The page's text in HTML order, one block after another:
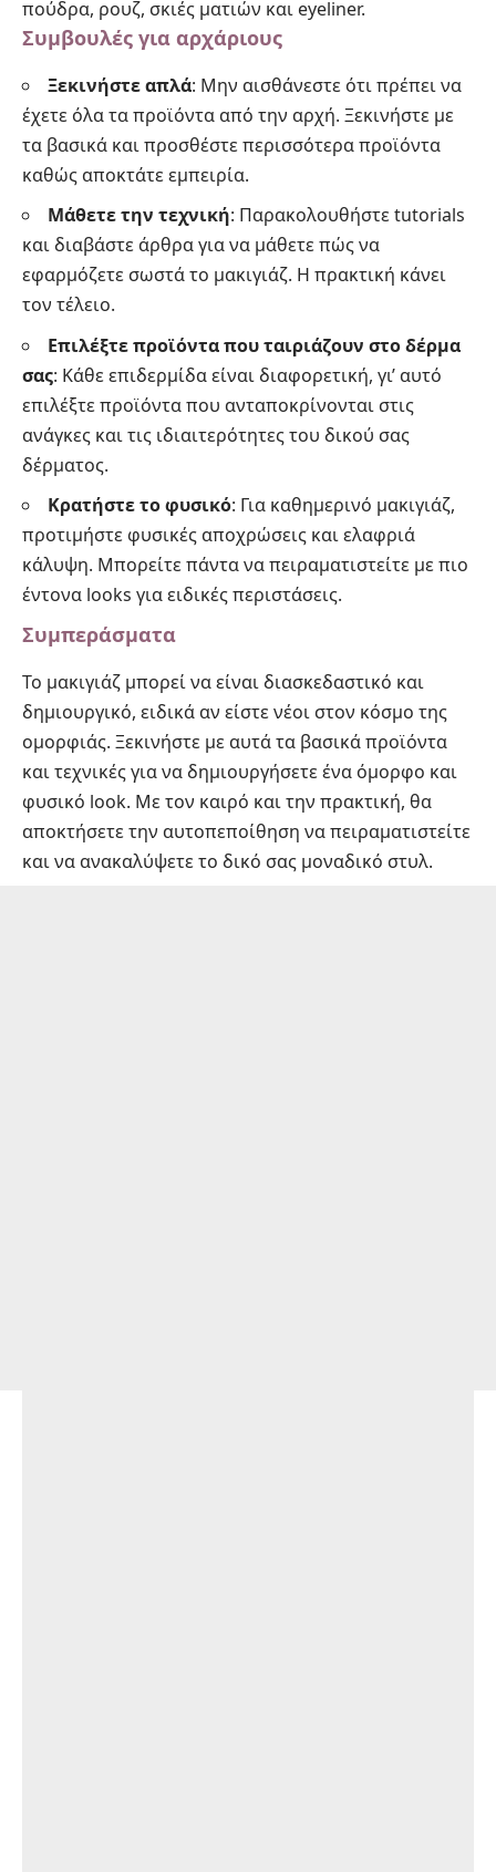
πούδρα, ρουζ, σκιές ματιών και eyeliner.
Συμβουλές για αρχάριους
Ξεκινήστε απλά: Μην αισθάνεστε ότι πρέπει να
έχετε όλα τα προϊόντα από την αρχή. Ξεκινήστε με
τα βασικά και προσθέστε περισσότερα προϊόντα
καθώς αποκτάτε εμπειρία.
Μάθετε την τεχνική: Παρακολουθήστε tutorials
και διαβάστε άρθρα για να μάθετε πώς να
εφαρμόζετε σωστά το μακιγιάζ. Η πρακτική κάνει
τον τέλειο.
Επιλέξτε προϊόντα που ταιριάζουν στο δέρμα
σας: Κάθε επιδερμίδα είναι διαφορετική, γι’ αυτό
επιλέξτε προϊόντα που ανταποκρίνονται στις
ανάγκες και τις ιδιαιτερότητες του δικού σας
δέρματος.
Κρατήστε το φυσικό: Για καθημερινό μακιγιάζ,
προτιμήστε φυσικές αποχρώσεις και ελαφριά
κάλυψη. Μπορείτε πάντα να πειραματιστείτε με πιο
έντονα looks για ειδικές περιστάσεις.
Συμπεράσματα
Το μακιγιάζ μπορεί να είναι διασκεδαστικό και
δημιουργικό, ειδικά αν είστε νέοι στον κόσμο της
ομορφιάς. Ξεκινήστε με αυτά τα βασικά προϊόντα
και τεχνικές για να δημιουργήσετε ένα όμορφο και
φυσικό look. Με τον καιρό και την πρακτική, θα
αποκτήσετε την αυτοπεποίθηση να πειραματιστείτε
και να ανακαλύψετε το δικό σας μοναδικό στυλ.